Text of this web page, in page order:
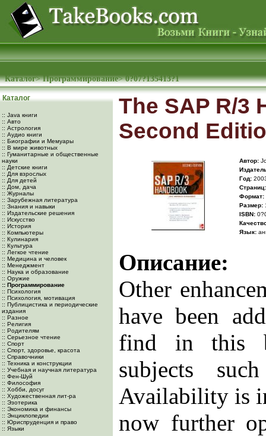
Каталог>Программирование>0?07?135413?1
Каталог
:: Java книги
:: Авто
:: Астрология
:: Аудио книги
:: Биографии и Мемуары
:: В мире животных
:: Гуманитарные и общественные
науки
:: Детские книги
:: Для взрослых
:: Для детей
:: Дом, дача
:: Журналы
:: Зарубежная литература
:: Знания и навыки
:: Издательские решения
:: Искусство
:: История
:: Компьютеры
:: Кулинария
:: Культура
:: Легкое чтение
:: Медицина и человек
:: Менеджмент
:: Наука и образование
:: Оружие
:: Программирование
:: Психология
:: Психология, мотивация
:: Публицистика и периодические
издания
:: Разное
:: Религия
:: Родителям
:: Серьезное чтение
:: Спорт
:: Спорт, здоровье, красота
:: Справочники
:: Техника и конструкции
:: Учебная и научная литература
:: Фен-Шуй
:: Философия
:: Хобби, досуг
:: Художественная лит-ра
:: Эзотерика
:: Экономика и финансы
:: Энциклопедии
:: Юриспруденция и право
:: Языки
The SAP R/3
Second
Автор:
Год:
Cтраниц:
Формат:
Размер:
ISBN:
Язык:
Описание:
Other
have been
find in this
subjects
Availability is
now further